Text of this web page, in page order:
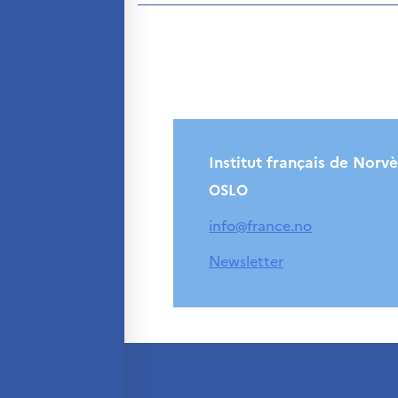
Institut français de
OSLO
info@france.no
Newsletter